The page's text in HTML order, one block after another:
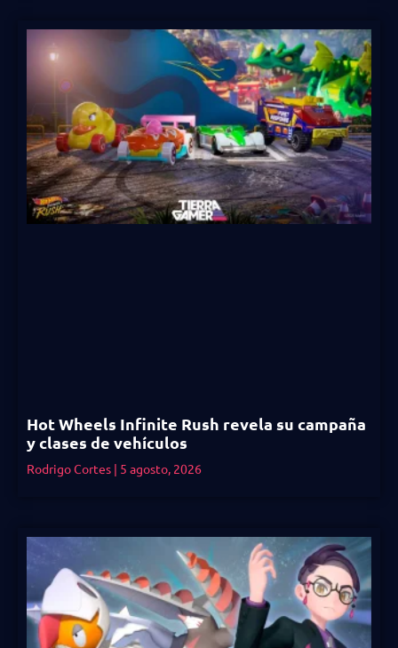
Hot Wheels Infinite Rush revela su campaña
y clases de vehículos
Rodrigo Cortes 5 agosto, 2026